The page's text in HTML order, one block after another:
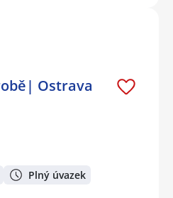
Ostrava
Plný úvazek